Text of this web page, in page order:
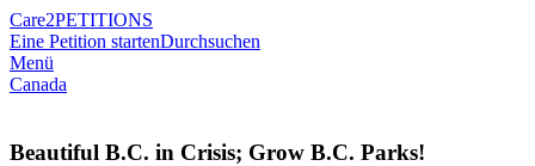
Care2PETITIONS
Eine Petition startenDurchsuchen
Menü
Canada
Beautiful B.C. in Crisis; Grow B.C. Parks!